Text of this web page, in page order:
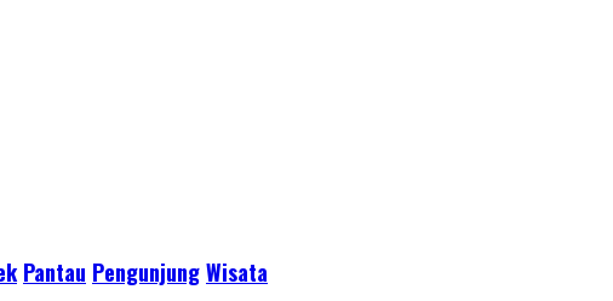
Pantau PengunjungWisata